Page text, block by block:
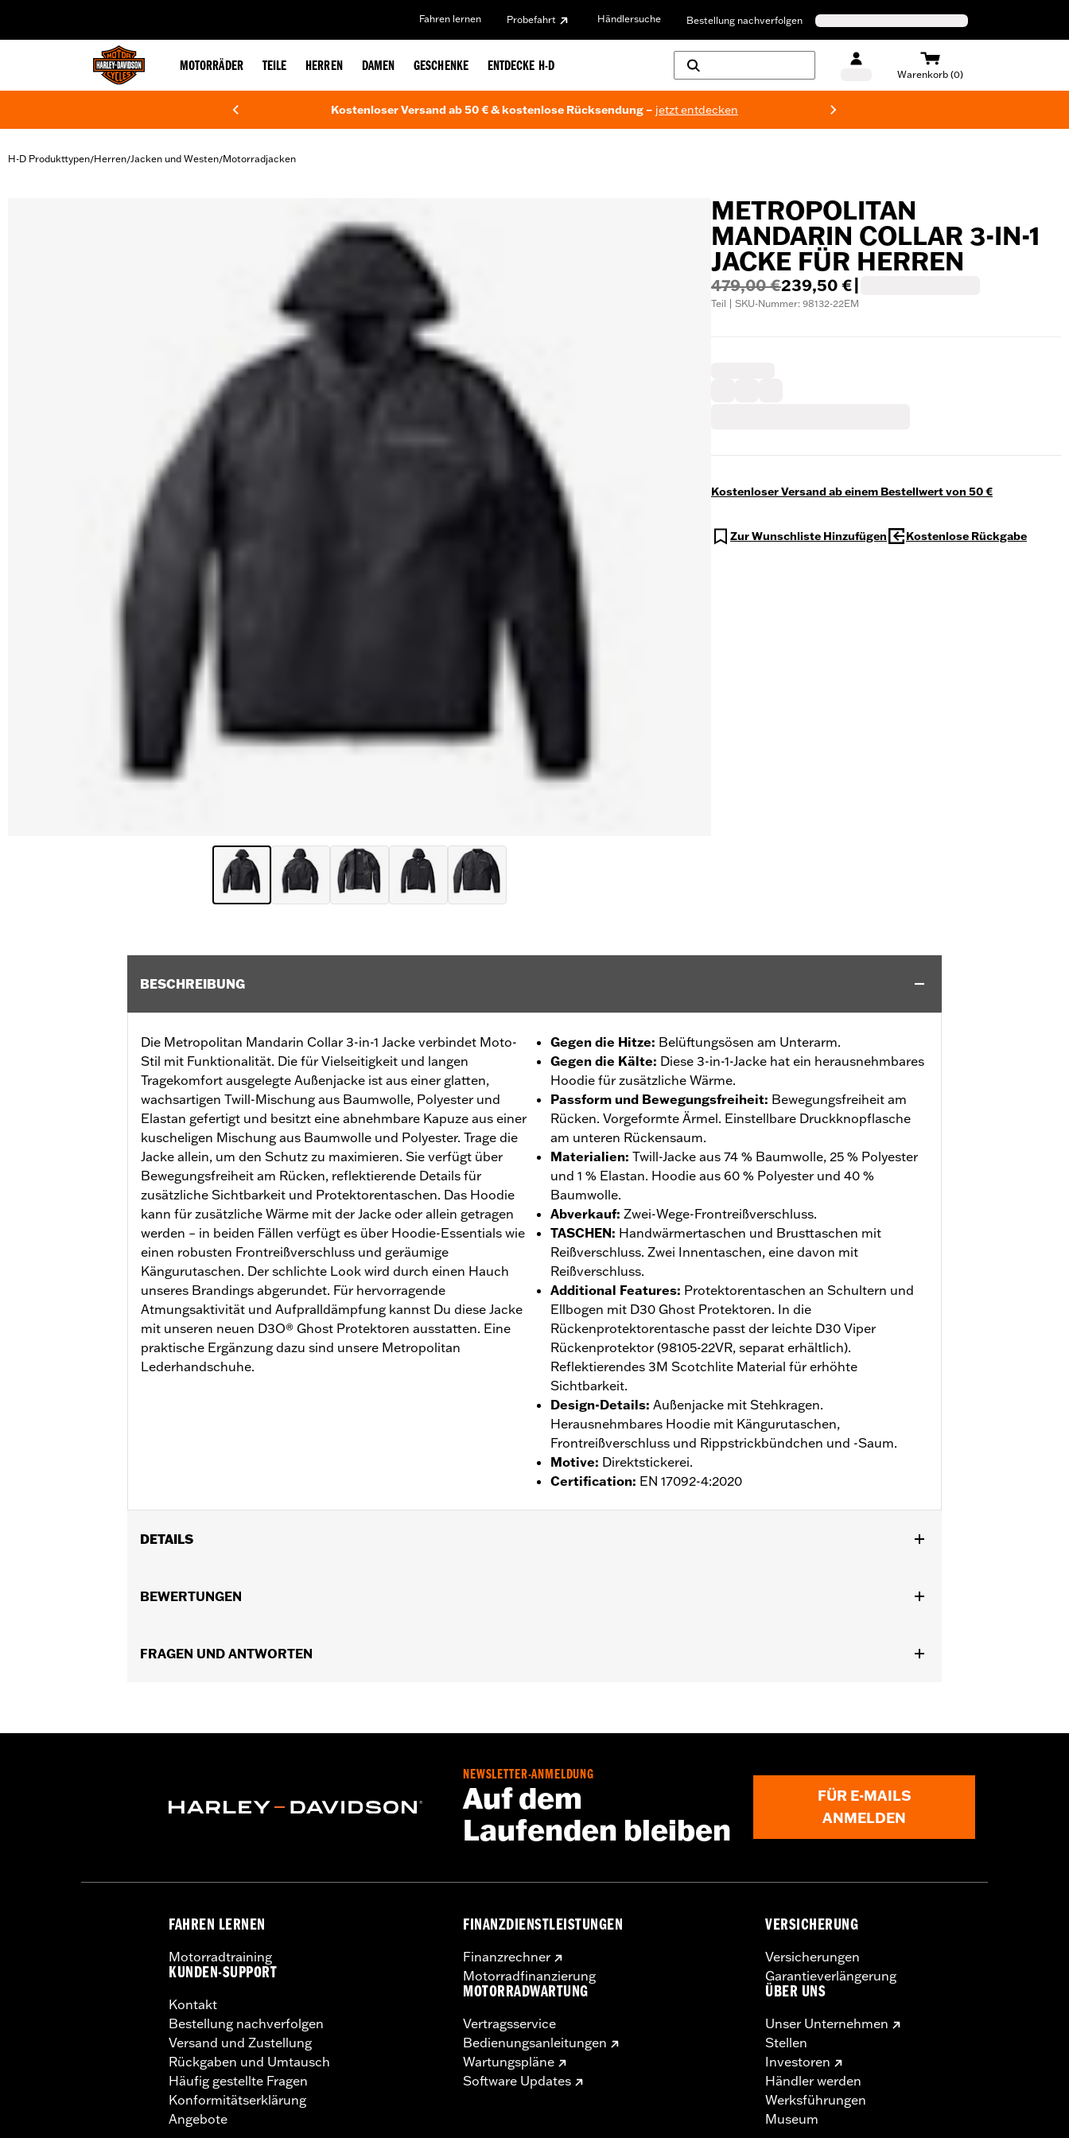
Fahren lernen Probefahrt Händlersuche Bestellung nachverfolgen
MOTORRÄDER TEILE HERREN DAMEN GESCHENKE ENTDECKE H-D
Warenkorb (0)
Kostenloser Versand ab 50 € & kostenlose Rücksendung – jetzt entdecken
H-D Produkttypen/Herren/Jacken und Westen/Motorradjacken
METROPOLITAN
MANDARIN COLLAR 3-IN-1
JACKE FÜR HERREN
479,00 €239,50 €
Teil | SKU-Nummer: 98132-22EM
Kostenloser Versand ab einem Bestellwert von 50 €
Zur Wunschliste Hinzufügen Kostenlose Rückgabe
BESCHREIBUNG
Die Metropolitan Mandarin Collar 3-in-1 Jacke verbindet Moto-
Stil mit Funktionalität. Die für Vielseitigkeit und langen
Tragekomfort ausgelegte Außenjacke ist aus einer glatten,
wachsartigen Twill-Mischung aus Baumwolle, Polyester und
Elastan gefertigt und besitzt eine abnehmbare Kapuze aus einer
kuscheligen Mischung aus Baumwolle und Polyester. Trage die
Jacke allein, um den Schutz zu maximieren. Sie verfügt über
Bewegungsfreiheit am Rücken, reflektierende Details für
zusätzliche Sichtbarkeit und Protektorentaschen. Das Hoodie
kann für zusätzliche Wärme mit der Jacke oder allein getragen
werden – in beiden Fällen verfügt es über Hoodie-Essentials wie
einen robusten Frontreißverschluss und geräumige
Kängurutaschen. Der schlichte Look wird durch einen Hauch
unseres Brandings abgerundet. Für hervorragende
Atmungsaktivität und Aufpralldämpfung kannst Du diese Jacke
mit unseren neuen D3O® Ghost Protektoren ausstatten. Eine
praktische Ergänzung dazu sind unsere Metropolitan
Lederhandschuhe.
Gegen die Hitze: Belüftungsösen am Unterarm.
Gegen die Kälte: Diese 3-in-1-Jacke hat ein herausnehmbares
Hoodie für zusätzliche Wärme.
Passform und Bewegungsfreiheit: Bewegungsfreiheit am
Rücken. Vorgeformte Ärmel. Einstellbare Druckknopflasche
am unteren Rückensaum.
Materialien: Twill-Jacke aus 74 % Baumwolle, 25 % Polyester
und 1 % Elastan. Hoodie aus 60 % Polyester und 40 %
Baumwolle.
Abverkauf: Zwei-Wege-Frontreißverschluss.
TASCHEN: Handwärmertaschen und Brusttaschen mit
Reißverschluss. Zwei Innentaschen, eine davon mit
Reißverschluss.
Additional Features: Protektorentaschen an Schultern und
Ellbogen mit D30 Ghost Protektoren. In die
Rückenprotektorentasche passt der leichte D30 Viper
Rückenprotektor (98105-22VR, separat erhältlich).
Reflektierendes 3M Scotchlite Material für erhöhte
Sichtbarkeit.
Design-Details: Außenjacke mit Stehkragen.
Herausnehmbares Hoodie mit Kängurutaschen,
Frontreißverschluss und Rippstrickbündchen und -Saum.
Motive: Direktstickerei.
Certification: EN 17092-4:2020
DETAILS
Funktionsmerkmale:
Jacket Style:3-in-1
BEWERTUNGEN
FRAGEN UND ANTWORTEN
NEWSLETTER-ANMELDUNG
Auf dem
Laufenden bleiben
FÜR E-MAILS
ANMELDEN
FAHREN LERNEN
Motorradtraining
KUNDEN-SUPPORT
Kontakt
Bestellung nachverfolgen
Versand und Zustellung
Rückgaben und Umtausch
Häufig gestellte Fragen
Konformitätserklärung
Angebote
FINANZDIENSTLEISTUNGEN
Finanzrechner
Motorradfinanzierung
MOTORRADWARTUNG
Vertragsservice
Bedienungsanleitungen
Wartungspläne
Software Updates
VERSICHERUNG
Versicherungen
Garantieverlängerung
ÜBER UNS
Unser Unternehmen
Stellen
Investoren
Händler werden
Werksführungen
Museum